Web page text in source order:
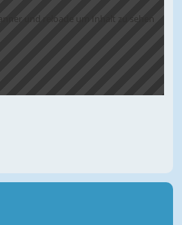
und reloade um Inhalt zu sehen